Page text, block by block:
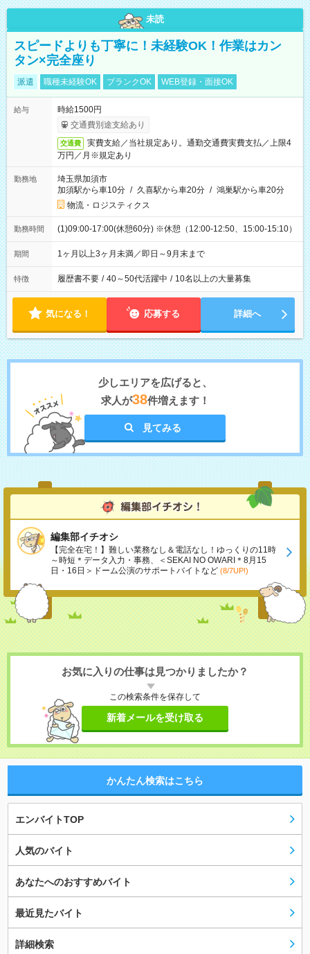
未読
スピードよりも丁寧に！未経験OK！作業はカン
タン×完全座り
派遣 職種未経験OK ブランクOK WEB登録・面接OK
給与
時給1500円
交通費別途支給あり
交通費
実費支給／当社規定あり。通勤交通費実費支払／上限4
万円／月※規定あり
勤務地
埼玉県加須市
加須駅から車10分 / 久喜駅から車20分 / 鴻巣駅から車20分
物流・ロジスティクス
勤務時間 (1)09:00-17:00(休憩60分) ※休憩（12:00-12:50、15:00-15:10）
期間 1ヶ月以上3ヶ月未満／即日～9月末まで
特徴 履歴書不要 / 40～50代活躍中 / 10名以上の大量募集
気になる！ 応募する 詳細へ
少しエリアを広げると、
求人が38件増えます！
見てみる
編集部イチオシ
【完全在宅！】難しい業務なし＆電話なし！ゆっくりの11時
～時短＊データ入力・事務、＜SEKAI NO OWARI＊8月15
日・16日＞ドーム公演のサポートバイトなど (8/7UP!)
お気に入りの仕事は見つかりましたか？
この検索条件を保存して
新着メールを受け取る
かんたん検索はこちら
エンバイトTOP
人気のバイト
あなたへのおすすめバイト
最近見たバイト
詳細検索